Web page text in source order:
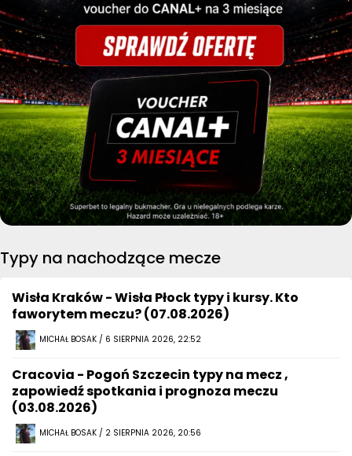
Typy na nachodzące mecze
Wisła Kraków - Wisła Płock typy i kursy. Kto
faworytem meczu? (07.08.2026)
MICHAŁ BOSAK / 6 SIERPNIA 2026, 22:52
Cracovia - Pogoń Szczecin typy na mecz ,
zapowiedź spotkania i prognoza meczu
(03.08.2026)
MICHAŁ BOSAK / 2 SIERPNIA 2026, 20:56